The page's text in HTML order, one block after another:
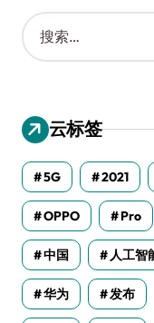
搜
索
：
云标签
5G 2021
OPPO Pro
中国 人工智
华为 发布